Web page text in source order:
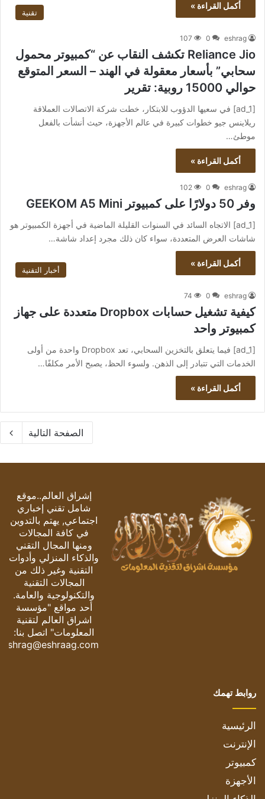
أكمل القراءة »
تقنية
eshrag
0
107
Reliance Jio تكشف النقاب عن “كمبيوتر محمول
سحابي” بأسعار معقولة في الهند – السعر المتوقع
حوالي 15000 روبية: تقرير
[ad_1] في سعيها الدؤوب للابتكار، خطت شركة الاتصالات العملاقة
ريلاينس جيو خطوات كبيرة في عالم الأجهزة، حيث أنشأت بالفعل
موطئ…
أكمل القراءة »
eshrag
0
102
وفر 50 دولارًا على كمبيوتر GEEKOM A5 Mini
[ad_1] الاتجاه السائد في السنوات القليلة الماضية في أجهزة الكمبيوتر هو
شاشات العرض المتعددة، سواء كان ذلك مجرد إعداد شاشة…
أكمل القراءة »
أخبار التقنية
eshrag
0
74
كيفية تشغيل حسابات Dropbox متعددة على جهاز
كمبيوتر واحد
[ad_1] فيما يتعلق بالتخزين السحابي، تعد Dropbox واحدة من أولى
الخدمات التي تتبادر إلى الذهن. ولسوء الحظ، يصبح الأمر مكلفًا…
أكمل القراءة »
الصفحة التالية
إشراق العالم..موقع
شامل تقني إخباري
اجتماعي, يهتم بالتدوين
في كافة المجالات
ومنها المجال التقني
والذكاء المنزلي وأدوات
التقنية وغير ذلك من
المجالات التقنية
والتكنولوجية والعامة.
أحد مواقع "مؤسسة
اشراق العالم لتقنية
المعلومات" اتصل بنا:
eshrag@eshraag.com
روابط تهمك
الرئيسية
الإنترنت
كمبيوتر
الأجهزة